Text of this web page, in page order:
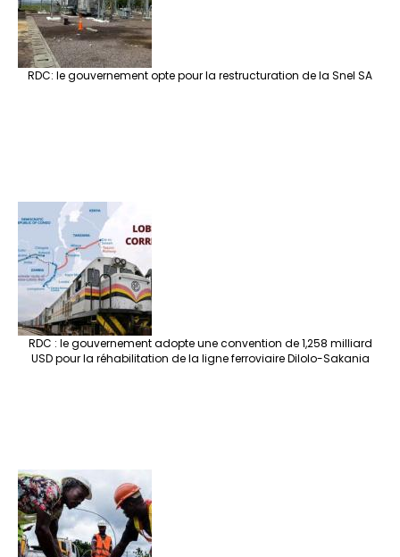
RDC: le gouvernement opte pour la restructuration de la Snel SA
RDC : le gouvernement adopte une convention de 1,258 milliard
USD pour la réhabilitation de la ligne ferroviaire Dilolo-Sakania